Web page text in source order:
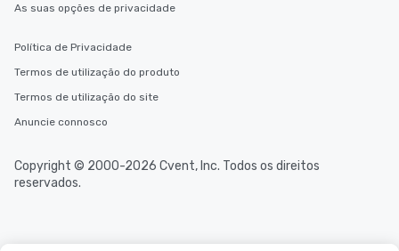
As suas opções de privacidade
Política de Privacidade
Termos de utilização do produto
Termos de utilização do site
Anuncie connosco
Copyright © 2000-2026 Cvent, Inc. Todos os direitos
reservados.